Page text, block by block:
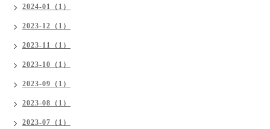
2024-01（1）
2023-12（1）
2023-11（1）
2023-10（1）
2023-09（1）
2023-08（1）
2023-07（1）